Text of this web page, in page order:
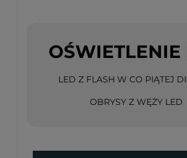
OŚWIETLENIE
LED Z FLASH W CO PIĄTEJ
OBRYSY Z WĘŻY LED